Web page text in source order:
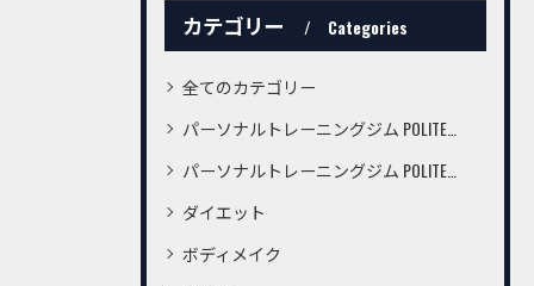
カテゴリー Categories
全てのカテゴリー
パーソナルトレーニングジム POLITE桜町店
パーソナルトレーニングジム POLITE鍛冶屋町店
ダイエット
ボディメイク